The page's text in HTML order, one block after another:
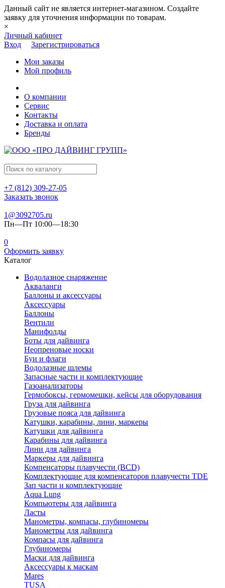
Данный сайт не является интернет-магазином. Создайте
заявку для уточнения информации по товарам.
×
Личный кабинет
Вход
Зарегистрироваться
Мои заказы
Мой профиль
О компании
Сервис
Контакты
Доставка и оплата
Бренды
+7 (812) 309-27-05
Заказать звонок
1@3092705.ru
Пн—Пт 10:00—18:30
0
Оформить заявку
Каталог
Водолазное снаряжение
Акваланги
Баллоны и аксессуары
Аксессуары
Баллоны
Вентили
Манифолды
Боты для дайвинга
Неопреновые носки
Буи и флаги
Водолазные шлемы
Запасные части и комплектующие
Газоанализаторы
Гермобоксы, гермомешки, кейсы для оборудования
Груза для дайвинга
Грузовые пояса для дайвинга
Катушки, карабины, лини, маркеры
Катушки для дайвинга
Карабины для дайвинга
Лини для дайвинга
Маркеры для дайвинга
Компенсаторы плавучести (BCD)
Комплектующие для компенсаторов плавучести TDE
Зап части и комплектующие
Aqua Lung
Компьютеры для дайвинга
Ласты
Манометры, компасы, глубиномеры
Манометры для дайвинга
Компасы для дайвинга
Глубиномеры
Маски для дайвинга
Аксессуары к маскам
Mares
TUSA